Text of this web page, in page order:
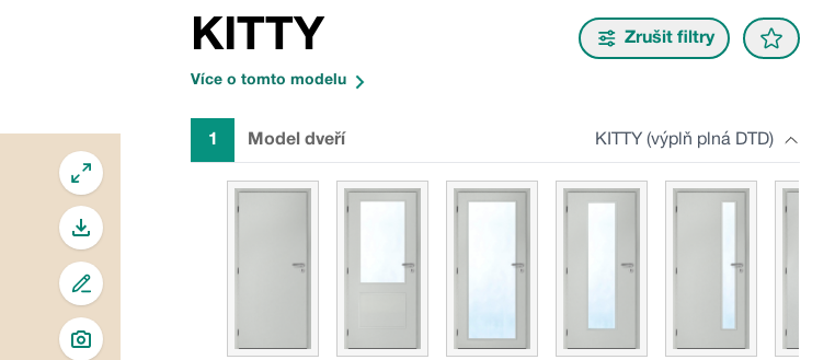
KITTY Zrušit filtry
Více o tomto modelu
1 Model dveří KITTY (výplň plná DTD)